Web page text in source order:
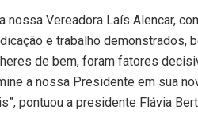
nossa Vereadora Laís Alencar,
e trabalho demonstrados,
de bem, foram fatores
a nossa Presidente em sua
pontuou a presidente Flávia